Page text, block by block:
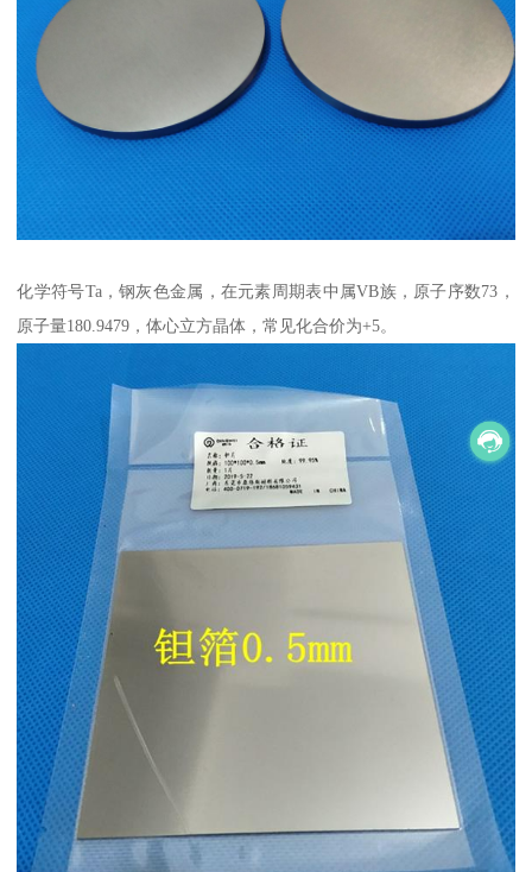
化学符号Ta，钢灰色金属，在元素周期表中属VB族，原子序数73，
原子量180.9479，体心立方晶体，常见化合价为+5。